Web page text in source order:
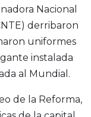
Nacional
derribaron
uniformes
instalada
al Mundial.
de la Reforma,